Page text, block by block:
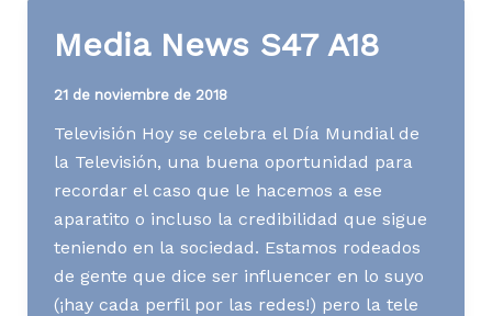
Media News S47 A18
21 de noviembre de 2018
Televisión Hoy se celebra el Día Mundial de
la Televisión, una buena oportunidad para
recordar el caso que le hacemos a ese
aparatito o incluso la credibilidad que sigue
teniendo en la sociedad. Estamos rodeados
de gente que dice ser influencer en lo suyo
(¡hay cada perfil por las redes!) pero la tele